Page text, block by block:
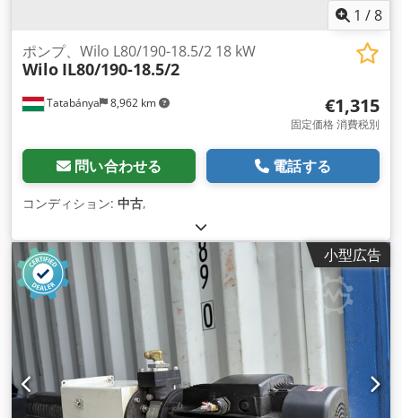
1 /8
Tatabánya 8,962 km
ポンプ、Wilo L80/190-18.5/2 18 kW
Wilo IL80/190-18.5/2
€1,315
固定価格 消費税別
問い合わせる 電話する
コンディション: 中古,
小型広告